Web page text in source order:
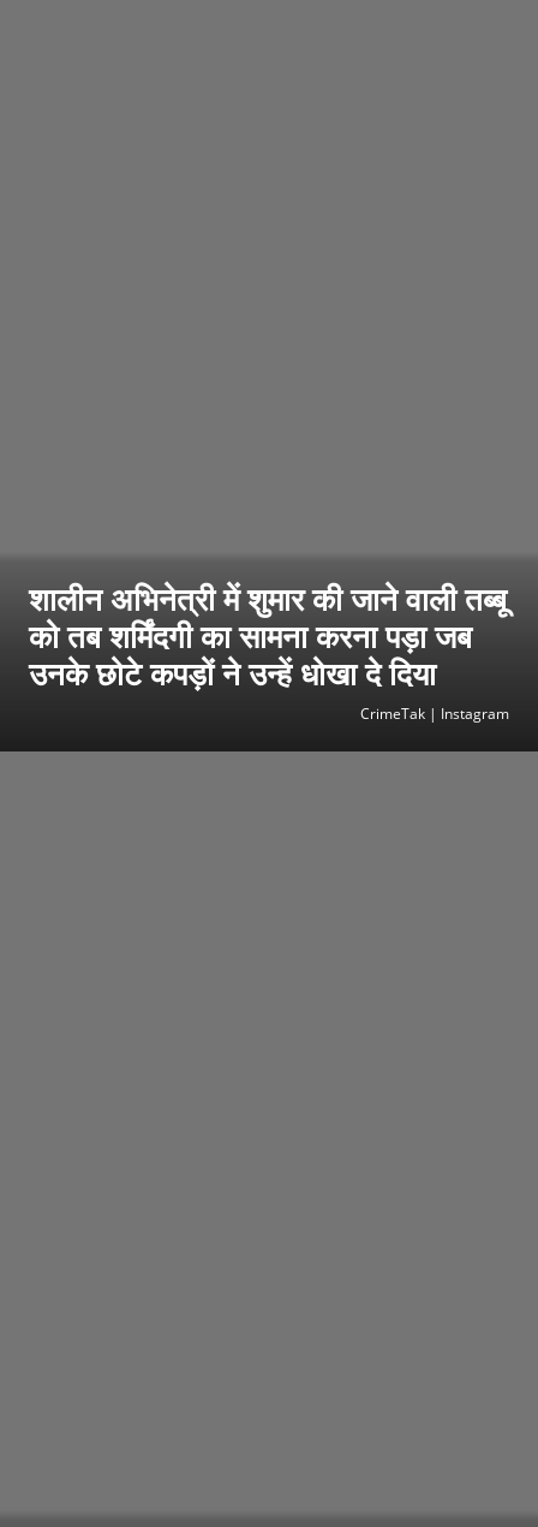
शालीन अभिनेत्री में शुमार की जाने वाली तब्बू
को तब शर्मिंदगी का सामना करना पड़ा जब
उनके छोटे कपड़ों ने उन्हें धोखा दे दिया
CrimeTak | Instagram